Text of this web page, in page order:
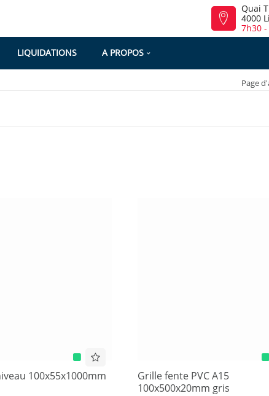
Quai
4000
7h30
LIQUIDATIONS A PROPOS
Page
100x55x1000mm
Grille fente PVC A15
100x500x20mm gris